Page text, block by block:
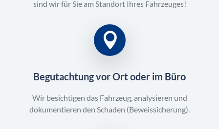
sind wir für Sie am Standort Ihres Fahrzeuges!
Begutachtung vor Ort oder im Büro
Wir besichtigen das Fahrzeug, analysieren und
dokumentieren den Schaden (Beweissicherung).